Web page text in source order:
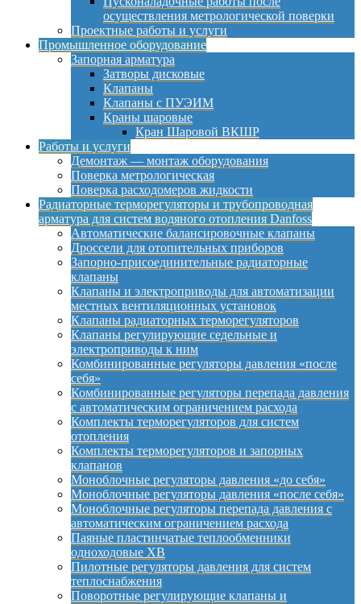
осуществления метрологической поверки
Проектные работы и услуги
Промышленное оборудование
Запорная арматура
Затворы дисковые
Клапаны
Клапаны с ПУЭИМ
Краны шаровые
Кран Шаровой ВКШР
Работы и услуги
Демонтаж — монтаж оборудования
Поверка метрологическая
Поверка расходомеров жидкости
Радиаторные терморегуляторы и трубопроводная
арматура для систем водяного отопления Danfoss
Автоматические балансировочные клапаны
Дроссели для отопительных приборов
Запорно-присоединительные радиаторные
клапаны
Клапаны и электроприводы для автоматизации
местных вентиляционных установок
Клапаны радиаторных терморегуляторов
Клапаны регулирующие седельные и
электроприводы к ним
Комбинированные регуляторы давления «после
себя»
Комбинированные регуляторы перепада давления
с автоматическим ограничением расхода
Комплекты терморегуляторов для систем
отопления
Комплекты терморегуляторов и запорных
клапанов
Моноблочные регуляторы давления «до себя»
Моноблочные регуляторы давления «после себя»
Моноблочные регуляторы перепада давления с
автоматическим ограничением расхода
Паяные пластинчатые теплообменники
одноходовые XB
Пилотные регуляторы давления для систем
теплоснабжения
Поворотные регулирующие клапаны и